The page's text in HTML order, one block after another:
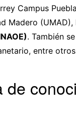
Campus
Madero (UMAD),
. También
entre
de